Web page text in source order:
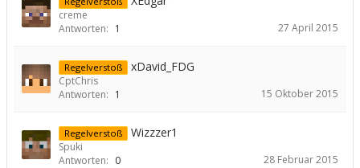
creme
Antworten: 1 27 April 2015
Regelverstoß xDavid_FDG
CptChris
Antworten: 1 15 Oktober 2015
Regelverstoß Wizzzer1
Spuki
Antworten: 0 28 Februar 2015